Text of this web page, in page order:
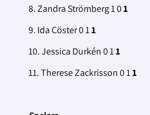
8. Zandra Strömberg 1 01
9. Ida Cöster 0 11
10. Jessica Durkén 0 11
11. Therese Zackrisson 0 11